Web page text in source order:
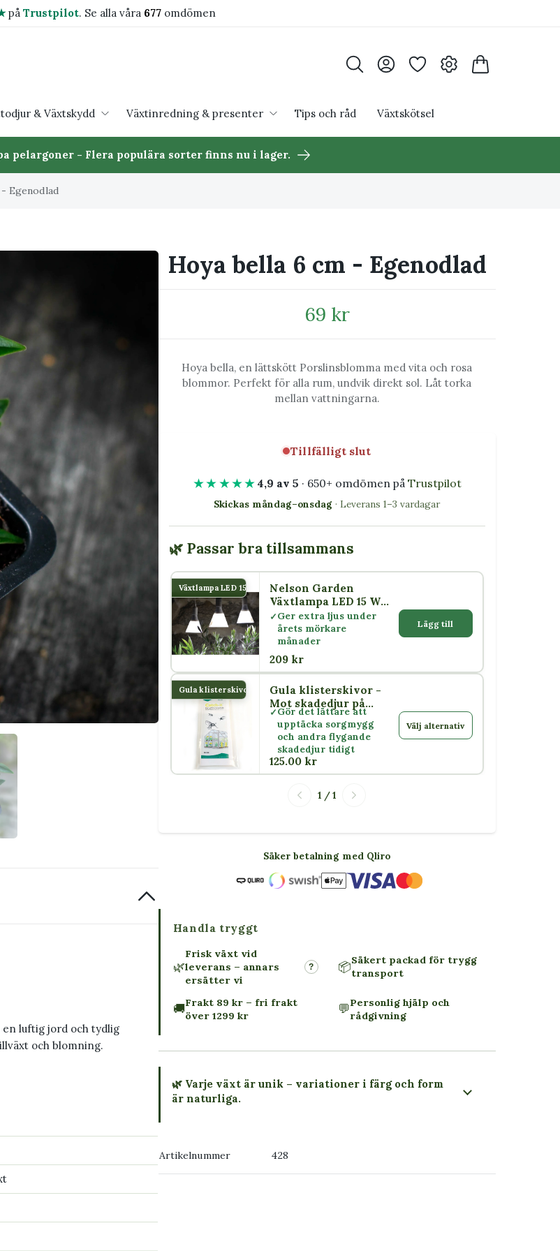
på Trustpilot. Se alla våra 677omdömen
& Växtskydd Växtinredning & presenter Tips och råd Växtskötsel
pelargoner - Flera populära sorter finns nu i lager.
Egenodlad
en luftig jord och tydlig
och blomning.
Hoya bella 6 cm - Egenodlad
69 kr
Hoya bella, en lättskött Porslinsblomma med vita och rosa
blommor. Perfekt för alla rum, undvik direkt sol. Låt torka
mellan vattningarna.
Tillfälligt slut
★★★★★ 4,9 av 5 · 650+ omdömen på Trustpilot
Skickas måndag–onsdag · Leverans 1–3 vardagar
🌿 Passar bra tillsammans
Växtlampa LED 15 W
Nelson Garden
Växtlampa LED 15 W
med skärm E27
Ger extra ljus under
årets mörkare
månader
209 kr
Lägg till
Gula klisterskivor
Gula klisterskivor -
Mot skadedjur på
växter
Gör det lättare att
upptäcka sorgmygg
och andra flygande
skadedjur tidigt
125.00 kr
Välj alternativ
1 / 1
Säker betalning med Qliro
Handla tryggt
🌿
Frisk växt vid
leverans – annars
ersätter vi
? 📦Säkert packad för trygg
transport
🚚Frakt 89 kr – fri frakt
över 1299 kr
💬Personlig hjälp och
rådgivning
🌿 Varje växt är unik – variationer i färg och form
är naturliga.
→ Kontakta oss
Artikelnummer 428